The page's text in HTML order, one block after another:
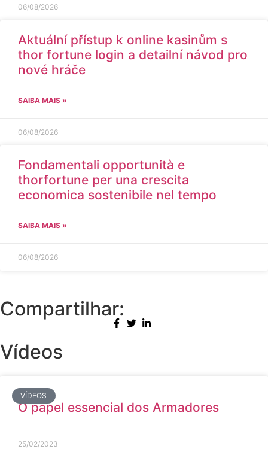
06/08/2026
Aktuální přístup k online kasinům s
thor fortune login a detailní návod pro
nové hráče
SAIBA MAIS »
06/08/2026
Fondamentali opportunità e
thorfortune per una crescita
economica sostenibile nel tempo
SAIBA MAIS »
06/08/2026
Compartilhar:
Vídeos
VÍDEOS
O papel essencial dos Armadores
25/02/2023